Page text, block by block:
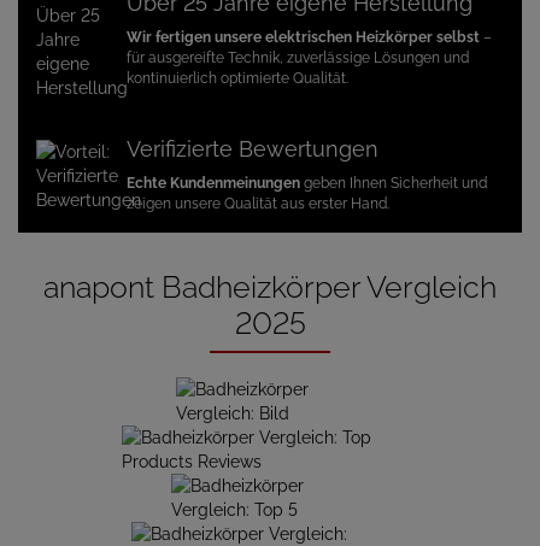
Wir fertigen unsere elektrischen Heizkörper selbst –
für ausgereifte Technik, zuverlässige Lösungen und
kontinuierlich optimierte Qualität.
Verifizierte Bewertungen
Echte Kundenmeinungen geben Ihnen Sicherheit und
zeigen unsere Qualität aus erster Hand.
anapont Badheizkörper Vergleich
2025